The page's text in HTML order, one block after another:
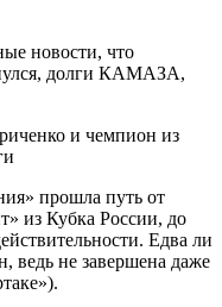
и чемпион из
прошла путь от
из Кубка России, до
Едва ли
ведь не завершена даже